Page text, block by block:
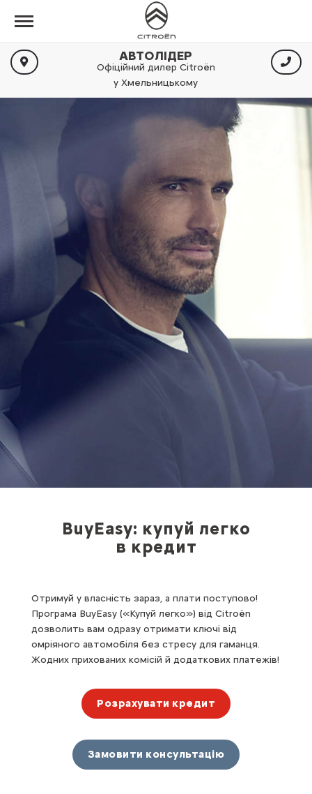
АВТОЛІДЕР
Офіційний дилер Citroën
у Хмельницькому
BuyEasy: купуй легко
в кредит
Отримуй у власність зараз, а плати поступово!
Програма BuyEasy («Купуй легко») від Citroën
дозволить вам одразу отримати ключі від
омріяного автомобіля без стресу для гаманця.
Жодних прихованих комісій й додаткових платежів!
Розрахувати кредит
Замовити консультацію